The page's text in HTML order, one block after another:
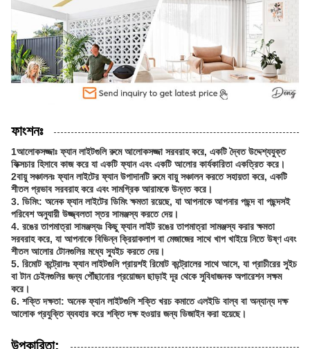
ফাংশনঃ
1আলোকসজ্জাঃ ফ্যান লাইটগুলি রুমে আলোকসজ্জা সরবরাহ করে, একটি দ্বৈত উদ্দেশ্যযুক্ত
ফিক্সচার হিসাবে কাজ করে যা একটি ফ্যান এবং একটি আলোর কার্যকারিতা একত্রিত করে।
2বায়ু সঞ্চালনঃ ফ্যান লাইটের ফ্যান উপাদানটি রুমে বায়ু সঞ্চালন করতে সহায়তা করে, একটি
শীতল প্রভাব সরবরাহ করে এবং সামগ্রিক আরামকে উন্নত করে।
3. ডিমিং: অনেক ফ্যান লাইটের ডিমিং ক্ষমতা রয়েছে, যা আপনাকে আপনার পছন্দ বা পছন্দসই
পরিবেশ অনুযায়ী উজ্জ্বলতা স্তর সামঞ্জস্য করতে দেয়।
4. রঙের তাপমাত্রা সামঞ্জস্যঃ কিছু ফ্যান লাইট রঙের তাপমাত্রা সামঞ্জস্য করার ক্ষমতা
সরবরাহ করে, যা আপনাকে বিভিন্ন ক্রিয়াকলাপ বা মেজাজের সাথে খাপ খাইয়ে নিতে উষ্ণ এবং
শীতল আলোর টোনগুলির মধ্যে স্যুইচ করতে দেয়।
5. রিমোট কন্ট্রোলঃ ফ্যান লাইটগুলি প্রায়শই রিমোট কন্ট্রোলের সাথে আসে, যা প্রাচীরের সুইচ
বা টান চেইনগুলির জন্য পৌঁছানোর প্রয়োজন ছাড়াই দূর থেকে সুবিধাজনক অপারেশন সক্ষম
করে।
6. শক্তি দক্ষতা: অনেক ফ্যান লাইটগুলি শক্তি খরচ কমাতে এলইডি বাল্ব বা অন্যান্য দক্ষ
আলোক প্রযুক্তি ব্যবহার করে শক্তি দক্ষ হওয়ার জন্য ডিজাইন করা হয়েছে।
উপকারিতা: